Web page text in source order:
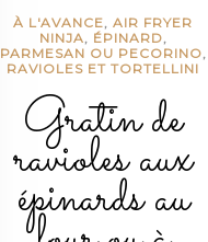
À L'AVANCE,AIR FRYER
NINJA, ÉPINARD,
PARMESAN OU PECORINO,
RAVIOLES ET TORTELLINI
Gratin de
ravioles aux
épinards au